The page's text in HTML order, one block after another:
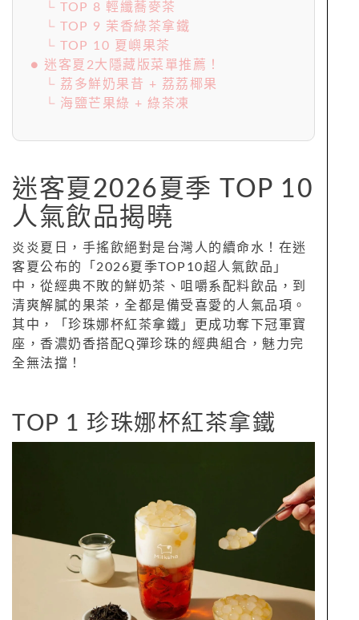
└ TOP 8 輕纖蕎麥茶
└ TOP 9 茉香綠茶拿鐵
└ TOP 10 夏嶼果茶
● 迷客夏2大隱藏版菜單推薦！
└ 荔多鮮奶果昔 + 荔荔椰果
└ 海鹽芒果綠 + 綠茶凍
迷客夏2026夏季 TOP 10
人氣飲品揭曉
炎炎夏日，手搖飲絕對是台灣人的續命水！在迷
客夏公布的「2026夏季TOP10超人氣飲品」
中，從經典不敗的鮮奶茶、咀嚼系配料飲品，到
清爽解膩的果茶，全都是備受喜愛的人氣品項。
其中，「珍珠娜杯紅茶拿鐵」更成功奪下冠軍寶
座，香濃奶香搭配Q彈珍珠的經典組合，魅力完
全無法擋！
TOP 1 珍珠娜杯紅茶拿鐵